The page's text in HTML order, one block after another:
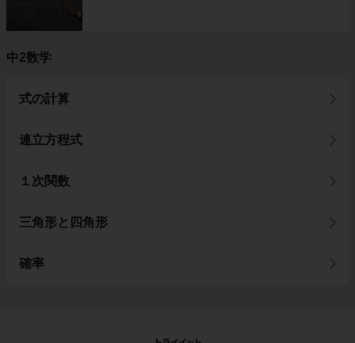
中2数学
式の計算
連立方程式
１次関数
三角形と四角形
確率